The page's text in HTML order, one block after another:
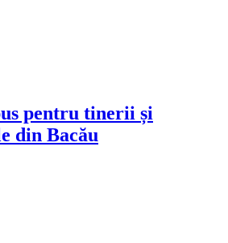
pentru tinerii și
din Bacău